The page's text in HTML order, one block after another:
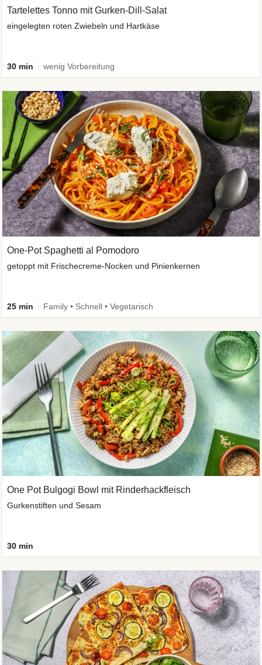
Tartelettes Tonno mit Gurken-Dill-Salat
eingelegten roten Zwiebeln und Hartkäse
30 min wenig Vorbereitung
One-Pot Spaghetti al Pomodoro
getoppt mit Frischecreme-Nocken und Pinienkernen
25 min Family • Schnell • Vegetarisch
One Pot Bulgogi Bowl mit Rinderhackfleisch
Gurkenstiften und Sesam
30 min